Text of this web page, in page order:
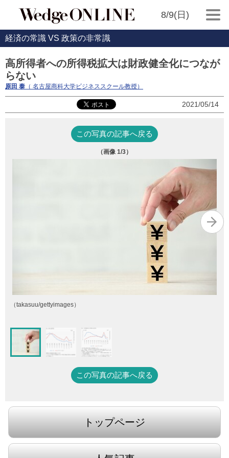
8/9(日)
経済の常識 VS 政策の非常識
高所得者への所得税拡大は財政健全化につなが
らない
原田 泰 （ 名古屋商科大学ビジネススクール教授）
2021/05/14
この写真の記事へ戻る
（画像 1/3）
（takasuu/gettyimages）
この写真の記事へ戻る
トップページ